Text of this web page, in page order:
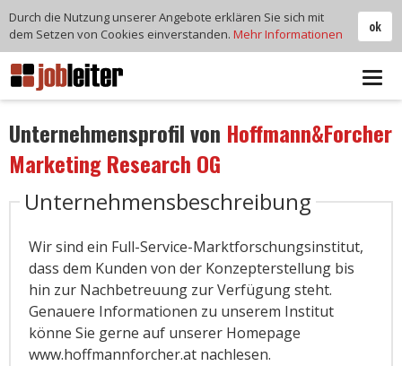
Unternehmensprofil von Hoffmann&Forcher
Marketing Research OG
Unternehmensbeschreibung
Wir sind ein Full-Service-Marktforschungsinstitut,
dass dem Kunden von der Konzepterstellung bis
hin zur Nachbetreuung zur Verfügung steht.
Genauere Informationen zu unserem Institut
könne Sie gerne auf unserer Homepage
www.hoffmannforcher.at nachlesen.
ok
Durch die Nutzung unserer Angebote erklären Sie sich mit
dem Setzen von Cookies einverstanden. Mehr Informationen